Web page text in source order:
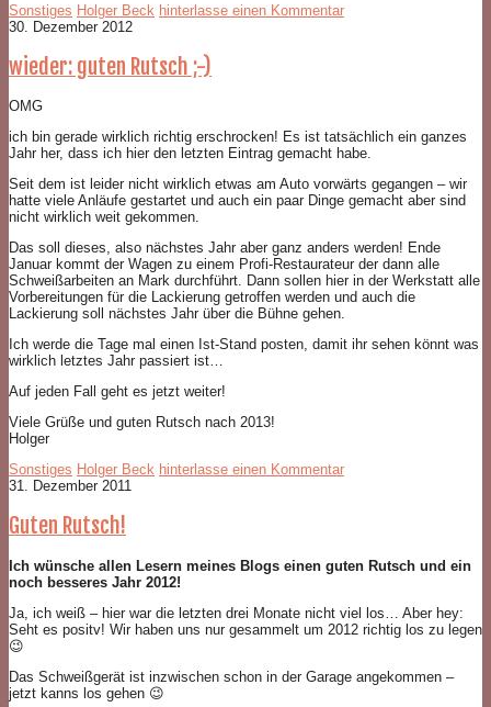
Sonstiges Holger Beck hinterlasse einen Kommentar
30. Dezember 2012
wieder: guten Rutsch ;-)
OMG
ich bin gerade wirklich richtig erschrocken! Es ist tatsächlich ein ganzes
Jahr her, dass ich hier den letzten Eintrag gemacht habe.
Seit dem ist leider nicht wirklich etwas am Auto vorwärts gegangen – wir
hatte viele Anläufe gestartet und auch ein paar Dinge gemacht aber sind
nicht wirklich weit gekommen.
Das soll dieses, also nächstes Jahr aber ganz anders werden! Ende
Januar kommt der Wagen zu einem Profi-Restaurateur der dann alle
Schweißarbeiten an Mark durchführt. Dann sollen hier in der Werkstatt alle
Vorbereitungen für die Lackierung getroffen werden und auch die
Lackierung soll nächstes Jahr über die Bühne gehen.
Ich werde die Tage mal einen Ist-Stand posten, damit ihr sehen könnt was
wirklich letztes Jahr passiert ist…
Auf jeden Fall geht es jetzt weiter!
Viele Grüße und guten Rutsch nach 2013!
Holger
Sonstiges Holger Beck hinterlasse einen Kommentar
31. Dezember 2011
Guten Rutsch!
Ich wünsche allen Lesern meines Blogs einen guten Rutsch und ein
noch besseres Jahr 2012!
Ja, ich weiß – hier war die letzten drei Monate nicht viel los… Aber hey:
Seht es positv! Wir haben uns nur gesammelt um 2012 richtig los zu legen
😉
Das Schweißgerät ist inzwischen schon in der Garage angekommen –
jetzt kanns los gehen 😉